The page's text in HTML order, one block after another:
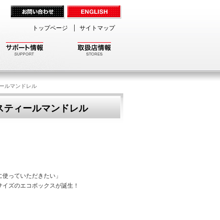
トップページ サイトマップ
ルマンドレル
ィールマンドレル
っていただきたい」
ズのエコボックスが誕生！